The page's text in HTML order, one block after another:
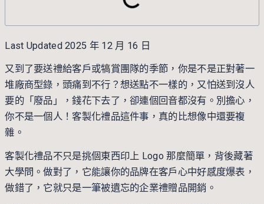
Last Updated 2025 年 12 月 16 日
又到了要送禮給客戶或犒賞團隊的季節，你是不是正對著一
堆廠商型錄，頭痛到不行？想送點不一樣的，又怕送到沒人
要的「廢品」，錢花下去了，卻連個回音都沒有。別擔心，
你不是一個人！客製化禮品這件事，真的比想像中還要複
雜。
客製化禮品不只是挑個東西印上 Logo 那麼簡單，背後藏著
大學問。做對了，它能讓你的品牌在客戶心中好感度爆表，
做錯了，它就只是一筆被遺忘的企業禮贈品開銷。